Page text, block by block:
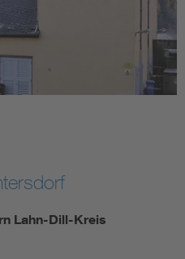
Lahn-Dill-Kreis